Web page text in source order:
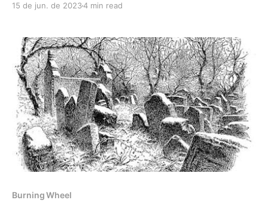
vitorea cada entrega de la crónica (?. Cortamos la
detener un asalto a la Torre del
15 de jun. de 20234 min read
Burning Wheel